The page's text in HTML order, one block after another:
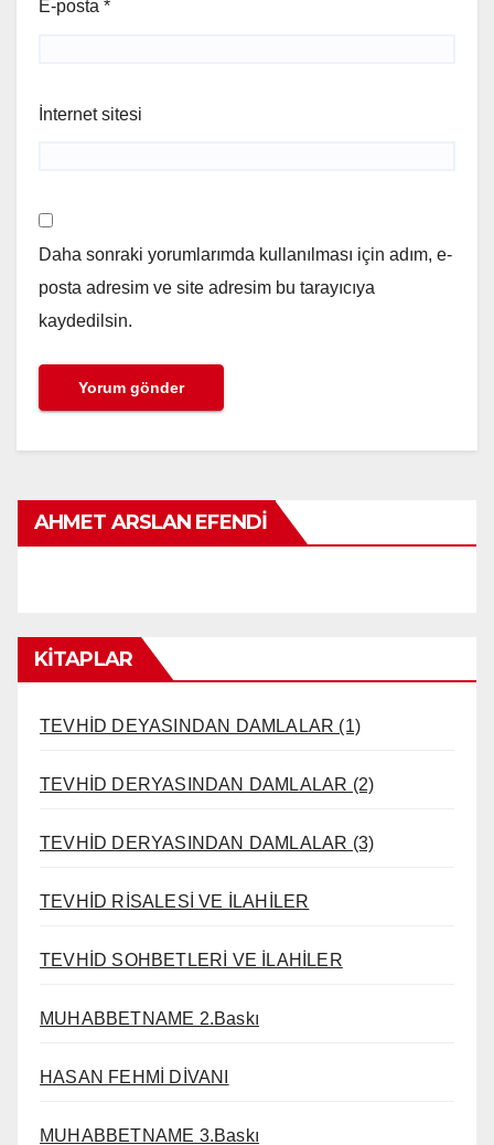
E-posta *
İnternet sitesi
Daha sonraki yorumlarımda kullanılması için adım, e-
posta adresim ve site adresim bu tarayıcıya
kaydedilsin.
AHMET ARSLAN EFENDI
KİTAPLAR
TEVHİD DEYASINDAN DAMLALAR (1)
TEVHİD DERYASINDAN DAMLALAR (2)
TEVHİD DERYASINDAN DAMLALAR (3)
TEVHİD RİSALESİ VE İLAHİLER
TEVHİD SOHBETLERİ VE İLAHİLER
MUHABBETNAME 2.Baskı
HASAN FEHMİ DİVANI
MUHABBETNAME 3.Baskı